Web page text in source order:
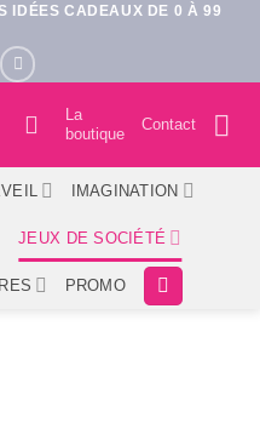
IDÉES CADEAUX DE 0 À 99
La
boutique
Contact
IMAGINATION
JEUX DE SOCIÉTÉ
PROMO